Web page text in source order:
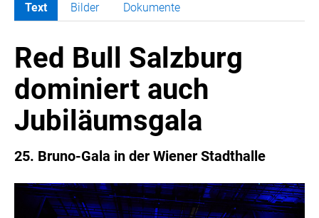
MELDUNGEN
COCA-COLA
COCA-COLA HBC ÖSTERREICH
RÖMERQUELLE
ÖSTERREICHISCHE SPORTHILFE
BARFLY'S CLUB
SPORTS MEDIA AUSTRIA
CULINARIUS
Text Bilder Dokumente
Red Bull Salzburg
dominiert auch
Jubiläumsgala
25. Bruno-Gala in der Wiener Stadthalle